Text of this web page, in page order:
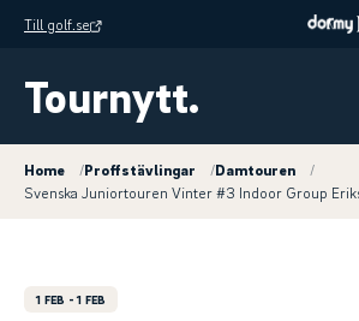
Till golf.se
Tournytt.
Home /Proffstävlingar /Damtouren
/
Svenska Juniortouren Vinter #3 Indoor Group
1 FEB - 1 FEB